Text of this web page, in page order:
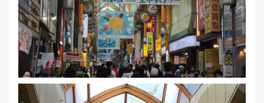
教員ブログ
在校生・保護者・卒業生の方へ